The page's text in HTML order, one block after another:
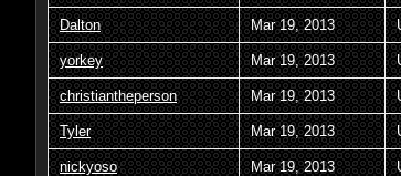
Dalton Mar 19, 2013
yorkey Mar 19, 2013
christiantheperson Mar 19, 2013
Tyler Mar 19, 2013
nickyoso Mar 19, 2013